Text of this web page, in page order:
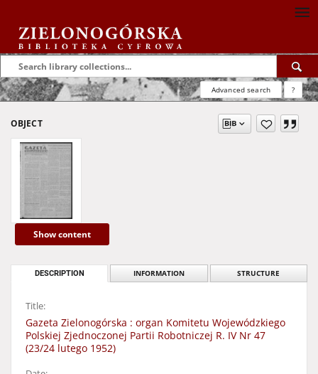
Advanced search ?
OBJECT
Show content
DESCRIPTION INFORMATION STRUCTURE
Title:
Gazeta Zielonogórska : organ Komitetu Wojewódzkiego
Polskiej Zjednoczonej Partii Robotniczej R. IV Nr 47
(23/24 lutego 1952)